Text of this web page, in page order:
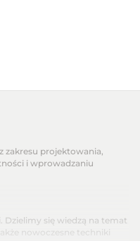
zakresu projektowania,
i wprowadzaniu
się wiedzą na temat
nowoczesne techniki